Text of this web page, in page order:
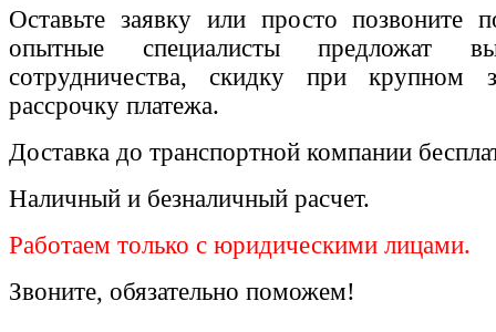
Оставьте заявку или просто позвоните
опытные специалисты предложат
сотрудничества, скидку при крупном
рассрочку платежа.
Доставка до транспортной компании
Наличный и безналичный расчет.
Работаем только с юридическими лицами.
Звоните, обязательно поможем!